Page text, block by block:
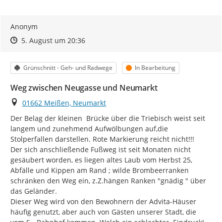
Anonym
Zeitpunkt des Erstellens
Zeitpunkt des Erstellens
5. August um 20:36Zur Äußerung
Kategorie
Grünschnitt - Geh- und Radwege Status
In Bearbeitung
Weg zwischen Neugasse und Neumarkt
Ort
01662 Meißen, Neumarkt
Der Belag der kleinen  Brücke über die Triebisch weist seit
langem und zunehmend Aufwölbungen auf,die
Stolperfallen darstellen. Rote Markierung reicht nicht!!!
Der sich anschließende Fußweg ist seit Monaten nicht
gesäubert worden, es liegen altes Laub vom Herbst 25,
Abfälle und Kippen am Rand ; wilde Brombeerranken
schränken den Weg ein, z.Z.hängen Ranken "gnädig " über
das Geländer.
Dieser Weg wird von den Bewohnern der Advita-Häuser
häufig genutzt, aber auch von Gästen unserer Stadt, die